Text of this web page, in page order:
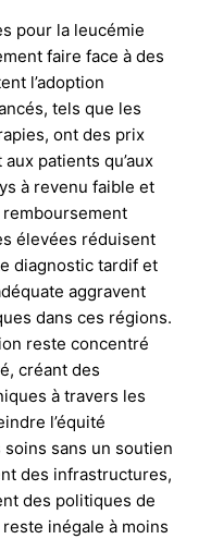
pour la leucémie
faire face à des
l’adoption
tels que les
ont des prix
patients qu’aux
à revenu faible et
élevées réduisent
diagnostic tardif et
aggravent
dans ces régions.
reste concentré
créant des
à travers les
l’équité
sans un soutien
des infrastructures,
des politiques de
inégale à moins